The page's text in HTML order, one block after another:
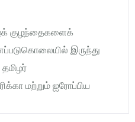
குழந்தைகளைக்
இருந்து
மற்றும் ஐரோப்பிய